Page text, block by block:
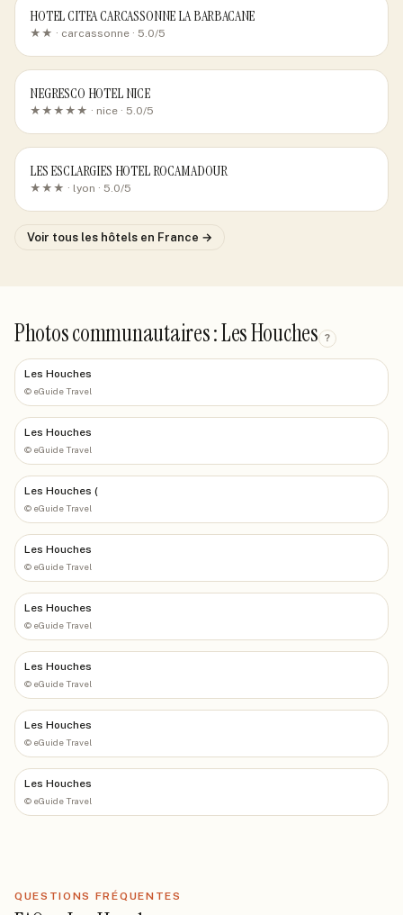
HOTEL CITEA CARCASSONNE LA BARBACANE
★★ · carcassonne · 5.0/5
NEGRESCO HOTEL NICE
★★★★★ · nice · 5.0/5
LES ESCLARGIES HOTEL ROCAMADOUR
★★★ · lyon · 5.0/5
Voir tous les hôtels en France →
Photos communautaires : Les Houches ?
Les Houches
© eGuide Travel
Les Houches
© eGuide Travel
Les Houches (
© eGuide Travel
Les Houches
© eGuide Travel
Les Houches
© eGuide Travel
Les Houches
© eGuide Travel
Les Houches
© eGuide Travel
Les Houches
© eGuide Travel
QUESTIONS FRÉQUENTES